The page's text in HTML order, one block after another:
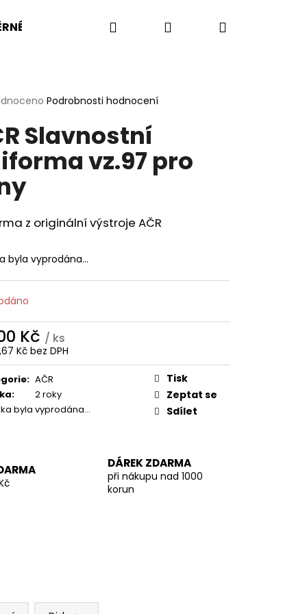
VELIKOSTI BW BA US ARMY
Hledat PřihlášeníNákupní
Podrobnosti hodnocení
Slavnostní
vz.97 pro
z originální výstroje AČR
byla vyprodána…
Kč / ks
Kč bez DPH
: AČR
:
2 roky
byla vyprodána…
Tisk
Zeptat se
Sdílet
DÁREK ZDARMA
při nákupu nad 1000
korun
UBACS VZOR 95